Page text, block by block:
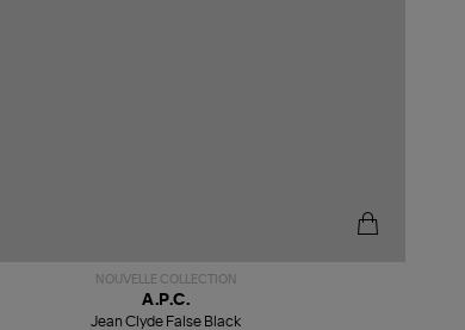
NOUVELLE COLLECTION
A.P.C.
Jean Clyde False Black